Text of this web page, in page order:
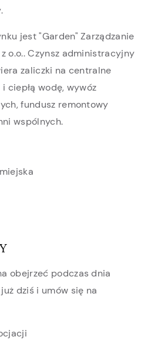
jest "Garden" Zarządzanie
o.o.. Czynsz administracyjny
zaliczki na centralne
ciepłą wodę, wywóz
fundusz remontowy
wspólnych.
obejrzeć podczas dnia
dziś i umów się na